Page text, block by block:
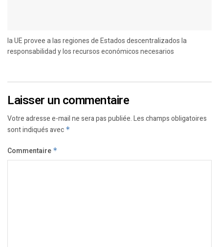
la UE provee a las regiones de Estados descentralizados la
responsabilidad y los recursos económicos necesarios
Laisser un commentaire
Votre adresse e-mail ne sera pas publiée.Les champs obligatoires
sont indiqués avec *
Commentaire *